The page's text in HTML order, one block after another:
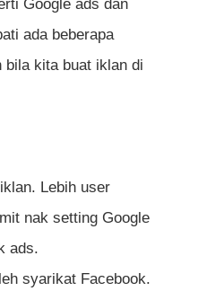
Google ads dan
ada beberapa
bila kita buat iklan di
Lebih user
nak setting Google
ads.
syarikat Facebook.